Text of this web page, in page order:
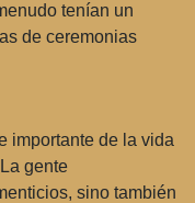
tenían un
de ceremonias
importante de la vida
gente
sino también